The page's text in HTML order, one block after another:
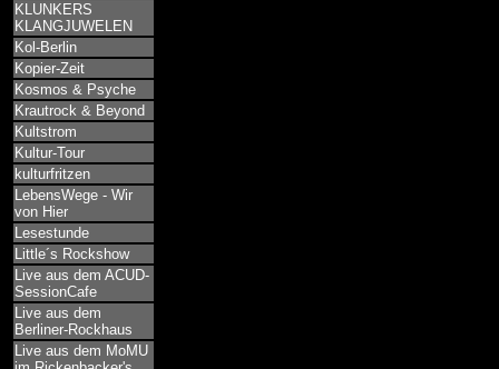
KLUNKERS
KLANGJUWELEN
Kol-Berlin
Kopier-Zeit
Kosmos & Psyche
Krautrock & Beyond
Kultstrom
Kultur-Tour
kulturfritzen
LebensWege - Wir
von Hier
Lesestunde
Little´s Rockshow
Live aus dem ACUD-
SessionCafe
Live aus dem
Berliner-Rockhaus
Live aus dem MoMU